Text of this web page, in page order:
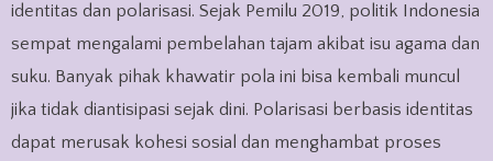
identitas dan polarisasi. Sejak Pemilu 2019, politik Indonesia
sempat mengalami pembelahan tajam akibat isu agama dan
suku. Banyak pihak khawatir pola ini bisa kembali muncul
jika tidak diantisipasi sejak dini. Polarisasi berbasis identitas
dapat merusak kohesi sosial dan menghambat proses